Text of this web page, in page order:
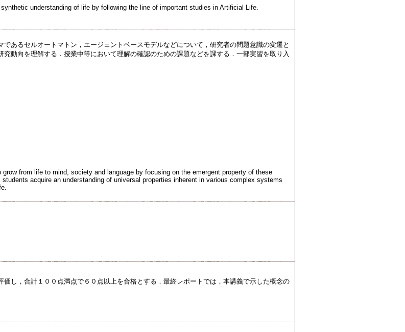
understanding of life by following the line of important studies in Artificial Life.
であるセルオートマトン，エージェントベースモデルなどについて，研究者の問題意識の変遷と
動向を理解する．授業中等において理解の確認のための課題などを課する．一部実習を取り入
from life to mind, society and language by focusing on the emergent property of these
acquire an understanding of universal properties inherent in various complex systems
価し，合計１００点満点で６０点以上を合格とする．最終レポートでは，本講義で示した概念の